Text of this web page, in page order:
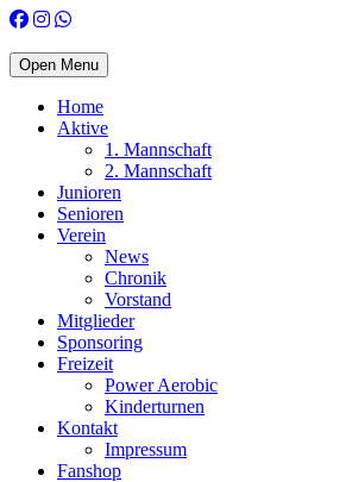
Open Menu
Home
Aktive
1. Mannschaft
2. Mannschaft
Junioren
Senioren
Verein
News
Chronik
Vorstand
Mitglieder
Sponsoring
Freizeit
Power Aerobic
Kinderturnen
Kontakt
Impressum
Fanshop